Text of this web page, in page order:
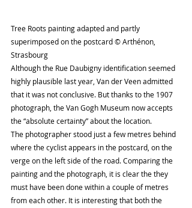
Tree Roots painting adapted and partly
superimposed on the postcard © Arthénon,
Strasbourg
Although the Rue Daubigny identification seemed
highly plausible last year, Van der Veen admitted
that it was not conclusive. But thanks to the 1907
photograph, the Van Gogh Museum now accepts
the “absolute certainty” about the location.
The photographer stood just a few metres behind
where the cyclist appears in the postcard, on the
verge on the left side of the road. Comparing the
painting and the photograph, it is clear the they
must have been done within a couple of metres
from each other. It is interesting that both the